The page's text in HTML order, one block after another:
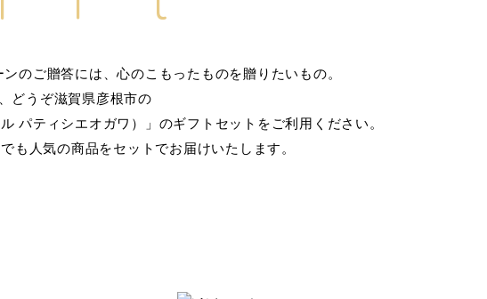
のご贈答には、心のこもったものを贈りたいもの。
どうぞ滋賀県彦根市の
パティシエオガワ）」のギフトセットをご利用ください。
も人気の商品をセットでお届けいたします。